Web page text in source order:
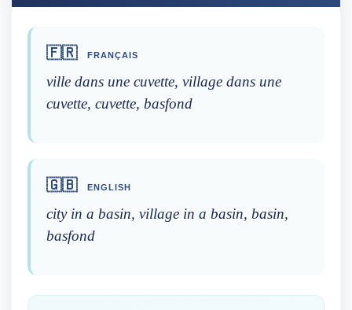
🇫🇷 FRANÇAIS
ville dans une cuvette, village dans une
cuvette, cuvette, basfond
🇬🇧 ENGLISH
city in a basin, village in a basin, basin,
basfond